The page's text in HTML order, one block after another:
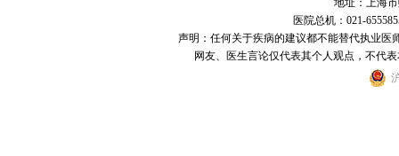
地址：上海
医院总机：021-
声明：任何关于疾病的建议都不能替代执业医
网友、医生言论仅代表其个人观点，不代